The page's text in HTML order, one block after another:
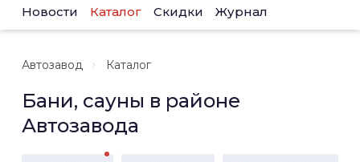
Новости Каталог Скидки Журнал
Автозавод Каталог
Бани, сауны в районе
Автозавода